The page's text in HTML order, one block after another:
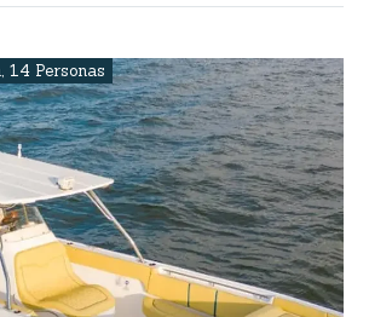
, 14 Personas